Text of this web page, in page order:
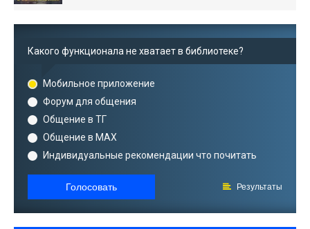
Какого функционала не хватает в библиотеке?
Мобильное приложение
Форум для общения
Общение в ТГ
Общение в MAX
Индивидуальные рекомендации что почитать
Голосовать Результаты